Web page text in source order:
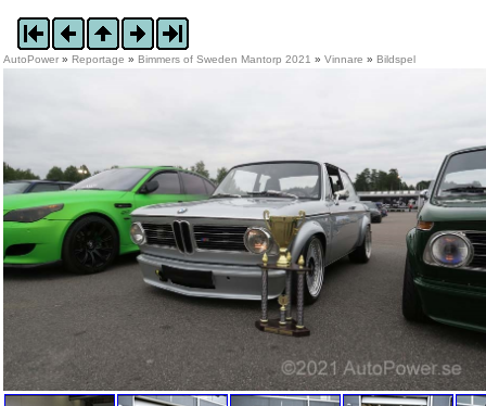
AutoPower » Reportage » Bimmers of Sweden Mantorp 2021 »Vinnare » Bildspel